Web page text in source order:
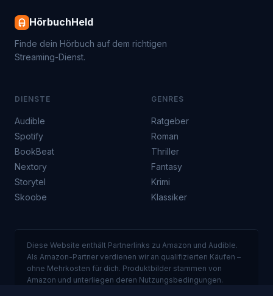
HörbuchHeld
Finde dein Hörbuch auf dem richtigen
Streaming-Dienst.
DIENSTE
Audible
Spotify
BookBeat
Nextory
Storytel
Skoobe
GENRES
Ratgeber
Roman
Thriller
Fantasy
Krimi
Klassiker
Diese Website enthält Partnerlinks zu Amazon und Audible.
Als Amazon-Partner verdienen wir an qualifizierten Käufen –
ohne Mehrkosten für dich. Produktbilder stammen von
Amazon und unterliegen deren Nutzungsbedingungen.